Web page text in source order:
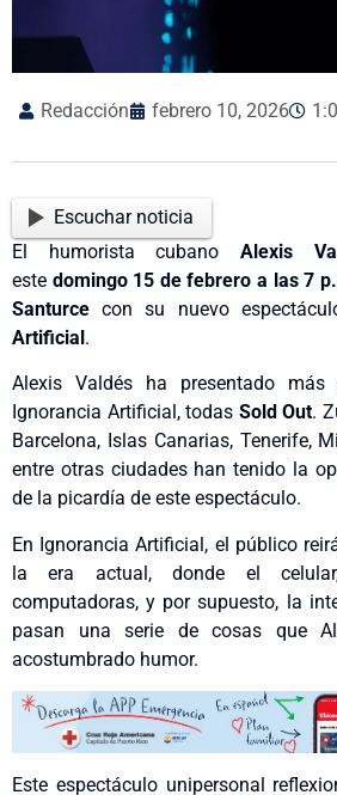
Redacción febrero 10, 2026
Escuchar noticia
El humorista cubano Alexis
este domingo 15 de febrero a las 7
Santurce con su nuevo
Artificial.
Alexis Valdés ha presentado
Ignorancia Artificial, todas Sold Out.
Barcelona, Islas Canarias, Tenerife,
entre otras ciudades han tenido la
de la picardía de este espectáculo.
En Ignorancia Artificial, el público
la era actual, donde el
computadoras, y por supuesto, la
pasan una serie de cosas que
acostumbrado humor.
Este espectáculo unipersonal